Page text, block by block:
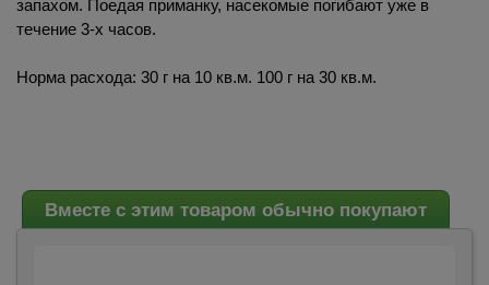
запахом. Поедая приманку, насекомые погибают уже в
течение 3-х часов.
Норма расхода: 30 г на 10 кв.м. 100 г на 30 кв.м.
Вместе с этим товаром обычно покупают